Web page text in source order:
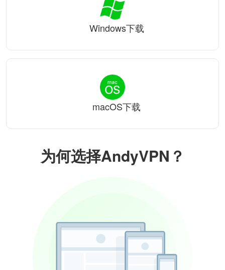
为何选择AndyVPN？
Windows下载
macOS下载